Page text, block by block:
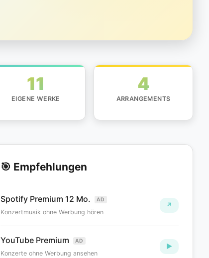
11
EIGENE WERKE
4
ARRANGEMENTS
🎯 Empfehlungen
Spotify Premium 12 Mo. AD
Konzertmusik ohne Werbung hören
↗
YouTube Premium AD
Konzerte ohne Werbung ansehen
▶